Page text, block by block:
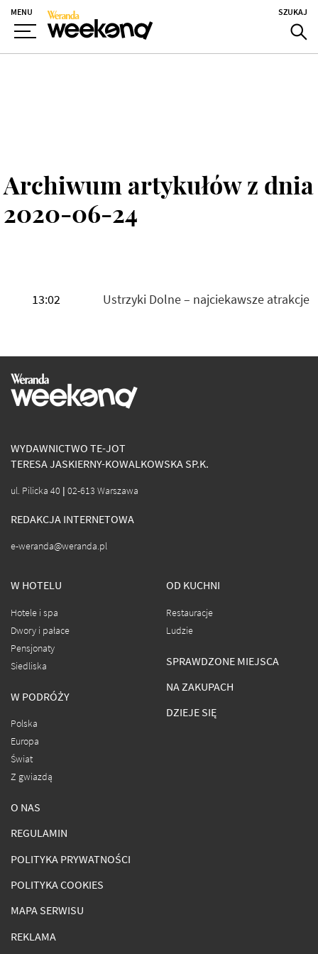
MENU SZUKAJ
Archiwum artykułów z dnia
2020-06-24
13:02 Ustrzyki Dolne – najciekawsze atrakcje
WYDAWNICTWO TE-JOT
TERESA JASKIERNY-KOWALKOWSKA SP.K.
ul. Pilicka 40 | 02-613 Warszawa
REDAKCJA INTERNETOWA
e-weranda@weranda.pl
W HOTELU
Hotele i spa
Dwory i pałace
Pensjonaty
Siedliska
W PODRÓŻY
Polska
Europa
Świat
Z gwiazdą
OD KUCHNI
Restauracje
Ludzie
SPRAWDZONE MIEJSCA
NA ZAKUPACH
DZIEJE SIĘ
O NAS
REGULAMIN
POLITYKA PRYWATNOŚCI
POLITYKA COOKIES
MAPA SERWISU
REKLAMA